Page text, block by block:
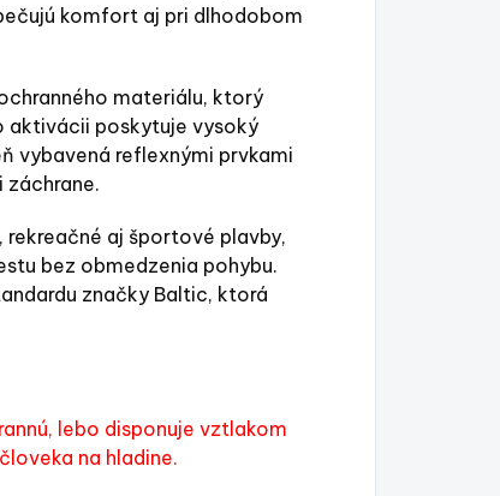
komfort aj pri dlhodobom
materiálu, ktorý
aktivácii poskytuje vysoký
vybavená reflexnými prvkami
rekreačné aj športové plavby,
bez obmedzenia pohybu.
značky Baltic, ktorá
lebo disponuje vztlakom
na hladine.